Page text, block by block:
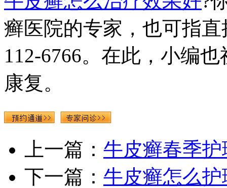
癣医院的专家，也可指
112-6766。在此，小编
康复。
上一篇： 牛皮癣春季
下一篇： 牛皮癣怎么护